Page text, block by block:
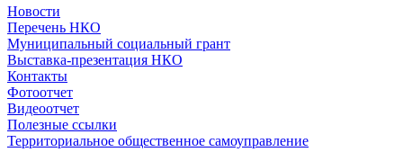
Новости
Перечень НКО
Муниципальный социальный грант
Выставка-презентация НКО
Контакты
Фотоотчет
Видеоотчет
Полезные ссылки
Территориальное общественное самоуправление